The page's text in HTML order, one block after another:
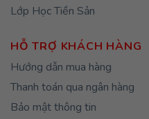
Lớp Học Tiền Sản
HỖ TRỢ KHÁCH HÀNG
Hướng dẫn mua hàng
Thanh toán qua ngân hàng
Bảo mật thông tin